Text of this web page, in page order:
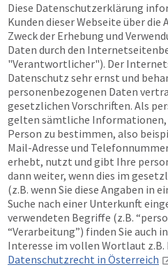
Diese Datenschutzerklärung
Kunden dieser Webseite über die
Zweck der Erhebung und
Daten durch den
"Verantwortlicher"). Der
Datenschutz sehr ernst und
personenbezogenen Daten
gesetzlichen Vorschriften. Als
gelten sämtliche Informationen,
Person zu bestimmen, also
Mail-Adresse und
erhebt, nutzt und gibt Ihre
dann weiter, wenn dies im
(z.B. wenn Sie diese Angaben in
Suche nach einer Unterkunft
verwendeten Begriffe (z.B.
“Verarbeitung”) finden Sie auch in
Interesse im vollen Wortlaut z.B.
Datenschutzrecht in Österreich